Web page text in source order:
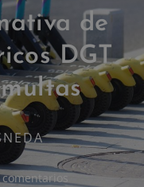
de
DGT